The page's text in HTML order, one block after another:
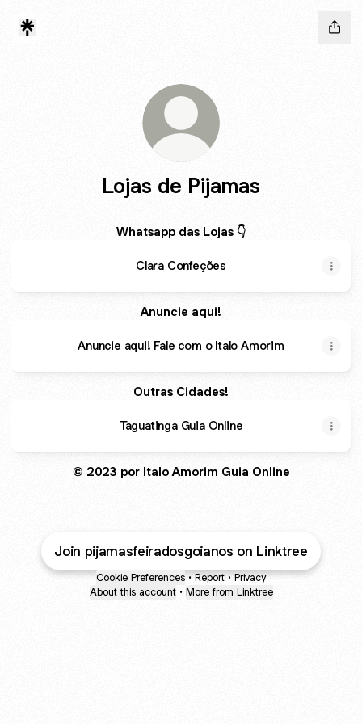
Lojas de Pijamas
Whatsapp das Lojas 👇
Clara Confeções
Anuncie aqui!
Anuncie aqui! Fale com o Italo Amorim
Outras Cidades!
Taguatinga Guia Online
© 2023 por Italo Amorim Guia Online
Join pijamasfeiradosgoianos on Linktree
Cookie Preferences • Report • Privacy
About this account • More from Linktree